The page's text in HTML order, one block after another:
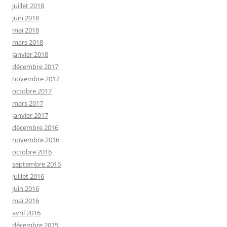
juillet 2018
juin 2018
mai 2018
mars 2018
janvier 2018
décembre 2017
novembre 2017
octobre 2017
mars 2017
janvier 2017
décembre 2016
novembre 2016
octobre 2016
septembre 2016
juillet 2016
juin 2016
mai 2016
avril 2016
décembre 2015